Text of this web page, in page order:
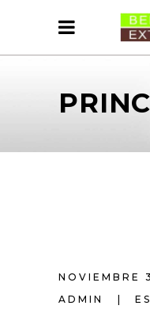
NOVIEMBRE
ADMIN